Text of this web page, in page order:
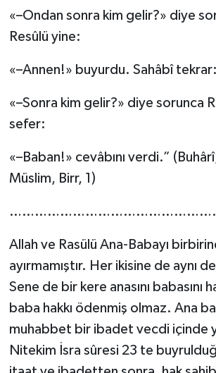
«–Ondan sonra kim gelir?» diye
Resûlü yine:
«–Annen!» buyurdu. Sahâbî tekrar:
«–Sonra kim gelir?» diye sorunca
sefer:
«–Baban!» cevâbını verdi.”
Müslim, Birr, 1)
Allah ve Rasülü Ana-Babayı
ayırmamıştır. Her ikisine de aynı
Sene de bir kere anasını babasını
baba hakkı ödenmiş olmaz. Ana
muhabbet bir ibadet vecdi içinde
Nitekim İsra sûresi 23 te